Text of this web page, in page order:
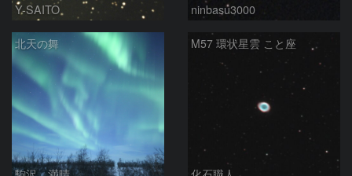
Y-SAITO ninbasu3000
北天の舞 M57 環状星雲 こと座